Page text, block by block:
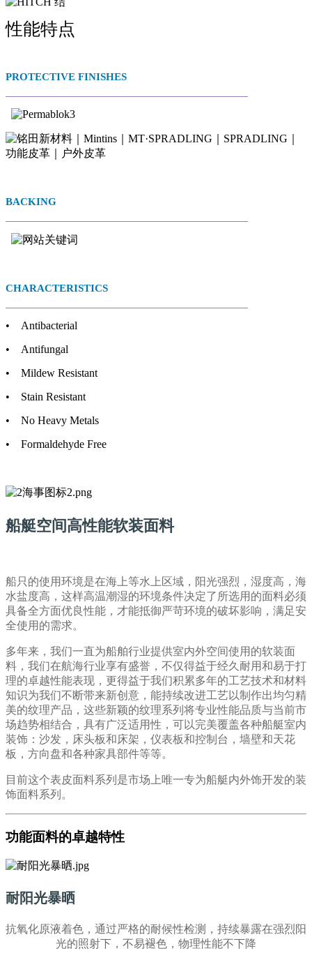
性能特点
PROTECTIVE FINISHES
BACKING
CHARACTERISTICS
• Antibacterial
• Antifungal
• Mildew Resistant
• Stain Resistant
• No Heavy Metals
• Formaldehyde Free
船艇空间高性能软装面料
船只的使用环境是在海上等水上区域，阳光强烈，湿度高，海
水盐度高，这样高温潮湿的环境条件决定了所选用的面料必须
具备全方面优良性能，才能抵御严苛环境的破坏影响，满足安
全使用的需求。
多年来，我们一直为船舶行业提供室内外空间使用的软装面
料，我们在航海行业享有盛誉，不仅得益于经久耐用和易于打
理的卓越性能表现，更得益于我们积累多年的工艺技术和材料
知识为我们不断带来新创意，能持续改进工艺以制作出均匀精
美的纹理产品，这些新颖的纹理系列将专业性能品质与当前市
场趋势相结合，具有广泛适用性，可以完美覆盖各种船艇室内
装饰：沙发，床头板和床架，仪表板和控制台，墙壁和天花
板，方向盘和各种家具部件等等。
目前这个表皮面料系列是市场上唯一专为船艇内外饰开发的装
饰面料系列。
功能面料的卓越特性
耐阳光暴晒
抗氧化原液着色，通过严格的耐候性检测，持续暴露在强烈阳
光的照射下，不易褪色，物理性能不下降